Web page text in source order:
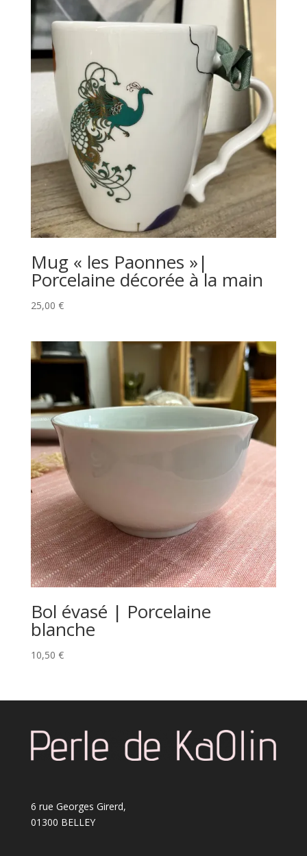
Mug « les Paonnes »|
Porcelaine décorée à la main
25,00 €
Bol évasé | Porcelaine
blanche
10,50 €
6 rue Georges Girerd,
01300 BELLEY